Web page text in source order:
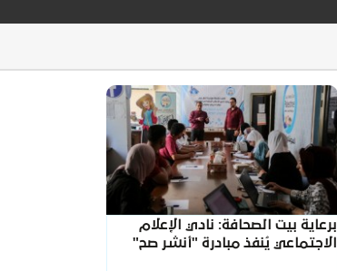
برعاية بيت الصحافة: نادي الإعلام
الاجتماعي يُنفذ مبادرة "أنشر صح"